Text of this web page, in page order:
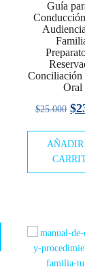
$103.900.
Guía
Conciliación
Oral
$25.000 El
$